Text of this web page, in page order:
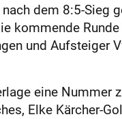
dem 8:5-Sieg
kommende
und Aufsteiger
eine Nummer
Elke Kärcher-